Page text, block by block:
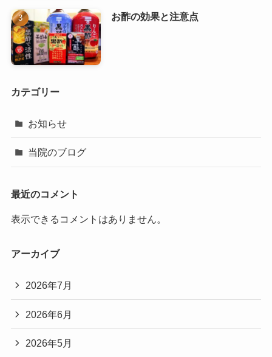
お酢の効果と注意点
カテゴリー
お知らせ
当院のブログ
最近のコメント
表示できるコメントはありません。
アーカイブ
2026年7月
2026年6月
2026年5月